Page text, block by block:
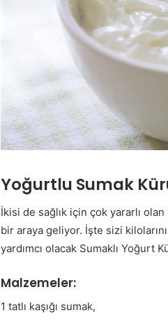
Yoğurtlu Sumak
İkisi de sağlık için çok yararlı
bir araya geliyor. İşte sizi
yardımcı olacak Sumaklı Yoğurt
Malzemeler:
1 tatlı kaşığı sumak,